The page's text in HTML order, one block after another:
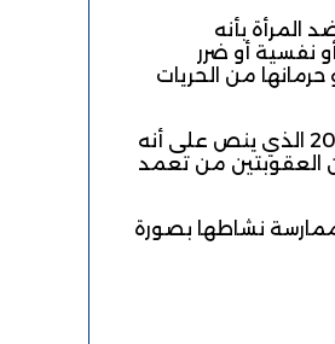
المرأة بأنه
نفسية أو ضرر
من الحريات
وقد جرم القانون الوطني التمييز لأول مرة في الفصل 21 من القانون الأساسي عدد 58 لسنة 2017 الذي ينص على أنه
العقوبتين من تعمد
نشاطها بصورة